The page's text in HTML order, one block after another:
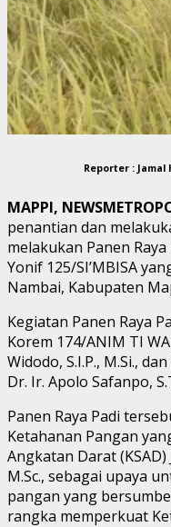
Reporter :
MAPPI,
penantian dan
melakukan Panen
Yonif 125/SI’MBISA
Nambai, Kabupaten
Kegiatan Panen Raya
Korem 174/ANIM TI
Widodo, S.I.P., M.Si.,
Dr. Ir. Apolo Safanpo,
Panen Raya Padi
Ketahanan Pangan
Angkatan Darat
M.Sc., sebagai upaya
pangan yang
rangka memperkuat